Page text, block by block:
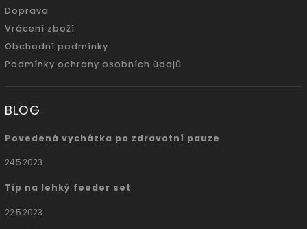
Doprava
Vrácení zboží
Obchodní podmínky
Podmínky ochrany osobních údajů
BLOG
Povedená vycházka po zdravotní pauze
24.5.2023
Tip na lehký feeder set
22.5.2023